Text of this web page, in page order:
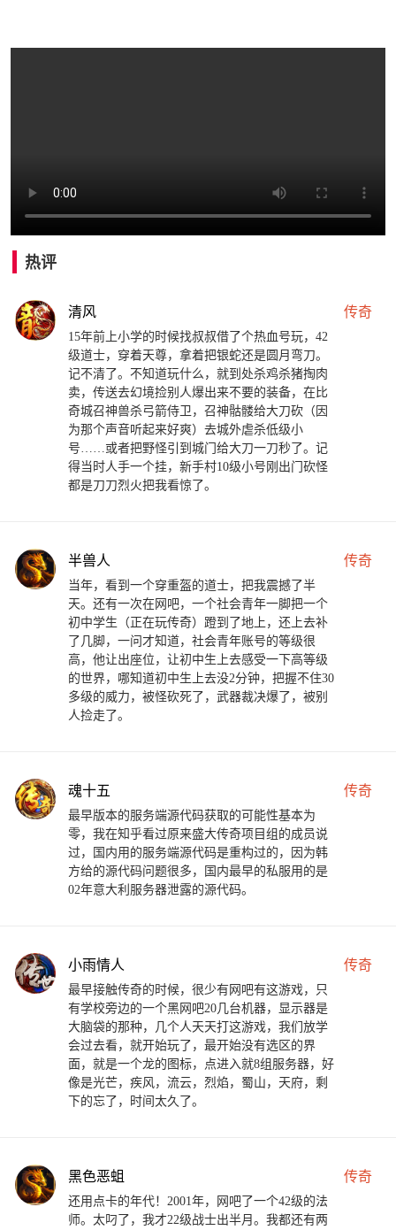
热评
清风 传奇
15年前上小学的时候找叔叔借了个热血号玩，42
级道士，穿着天尊，拿着把银蛇还是圆月弯刀。
记不清了。不知道玩什么，就到处杀鸡杀猪掏肉
卖，传送去幻境捡别人爆出来不要的装备，在比
奇城召神兽杀弓箭侍卫，召神骷髅给大刀砍（因
为那个声音听起来好爽）去城外虐杀低级小
号……或者把野怪引到城门给大刀一刀秒了。记
得当时人手一个挂，新手村10级小号刚出门砍怪
都是刀刀烈火把我看惊了。
半兽人 传奇
当年，看到一个穿重盔的道士，把我震撼了半
天。还有一次在网吧，一个社会青年一脚把一个
初中学生（正在玩传奇）蹬到了地上，还上去补
了几脚，一问才知道，社会青年账号的等级很
高，他让出座位，让初中生上去感受一下高等级
的世界，哪知道初中生上去没2分钟，把握不住30
多级的威力，被怪砍死了，武器裁决爆了，被别
人捡走了。
魂十五 传奇
最早版本的服务端源代码获取的可能性基本为
零，我在知乎看过原来盛大传奇项目组的成员说
过，国内用的服务端源代码是重构过的，因为韩
方给的源代码问题很多，国内最早的私服用的是
02年意大利服务器泄露的源代码。
小雨情人 传奇
最早接触传奇的时候，很少有网吧有这游戏，只
有学校旁边的一个黑网吧20几台机器，显示器是
大脑袋的那种，几个人天天打这游戏，我们放学
会过去看，就开始玩了，最开始没有选区的界
面，就是一个龙的图标，点进入就8组服务器，好
像是光芒，疾风，流云，烈焰，蜀山，天府，剩
下的忘了，时间太久了。
黑色恶蛆 传奇
还用点卡的年代！2001年，网吧了一个42级的法
师。太叼了，我才22级战士出半月。我都还有两